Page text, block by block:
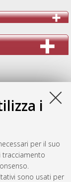
i
per il suo
tracciamento
sono usati per